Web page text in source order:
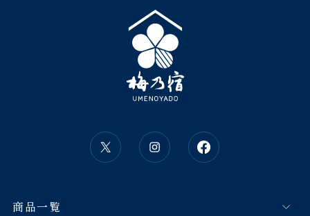
商品一覧